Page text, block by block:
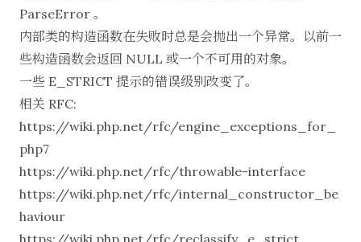
ParseError 。
内部类的构造函数在失败时总是会抛出一个异常。以前一
些构造函数会返回 NULL 或一个不可用的对象。
一些 E_STRICT 提示的错误级别改变了。
相关 RFC:
https://wiki.php.net/rfc/engine_exceptions_for_
php7
https://wiki.php.net/rfc/throwable-interface
https://wiki.php.net/rfc/internal_constructor_be
haviour
https://wiki.php.net/rfc/reclassify_e_strict